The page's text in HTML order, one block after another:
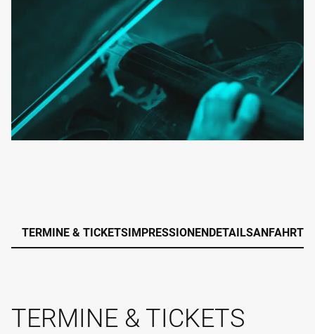
TERMINE & TICKETSIMPRESSIONENDETAILSANFAHRT
TERMINE & TICKETS